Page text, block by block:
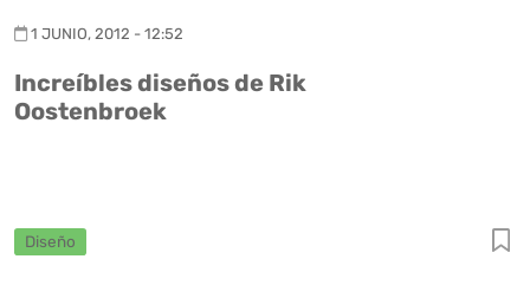
1 JUNIO, 2012 - 12:52
Increíbles diseños de Rik
Oostenbroek
Diseño